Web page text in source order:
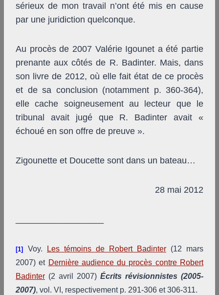
sérieux de mon travail n’ont été mis en cause
par une juridiction quelconque.
Au procès de 2007 Valérie Igounet a été partie
prenante aux côtés de R. Badinter. Mais, dans
son livre de 2012, où elle fait état de ce procès
et de sa conclusion (notamment p. 360-364),
elle cache soigneusement au lecteur que le
tribunal avait jugé que R. Badinter avait «
échoué en son offre de preuve ».
Zigounette et Doucette sont dans un bateau…
28 mai 2012
[1] Voy. Les témoins de Robert Badinter (12 mars
2007) et Dernière audience du procès contre Robert
Badinter (2 avril 2007) Écrits révisionnistes (2005-
2007), vol. VI, respectivement p. 291-306 et 306-311.